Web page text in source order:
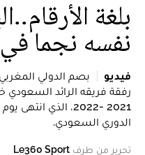
بلغة
نفسه نجما في
فيديو
بصم الدولي
رفقة فريقه الرائد
2021 -2022، الذي
الدوري السعودي.
تحرير من طرف Le360 Sport